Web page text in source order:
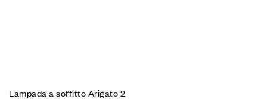
Lampada a soffitto Arigato 2